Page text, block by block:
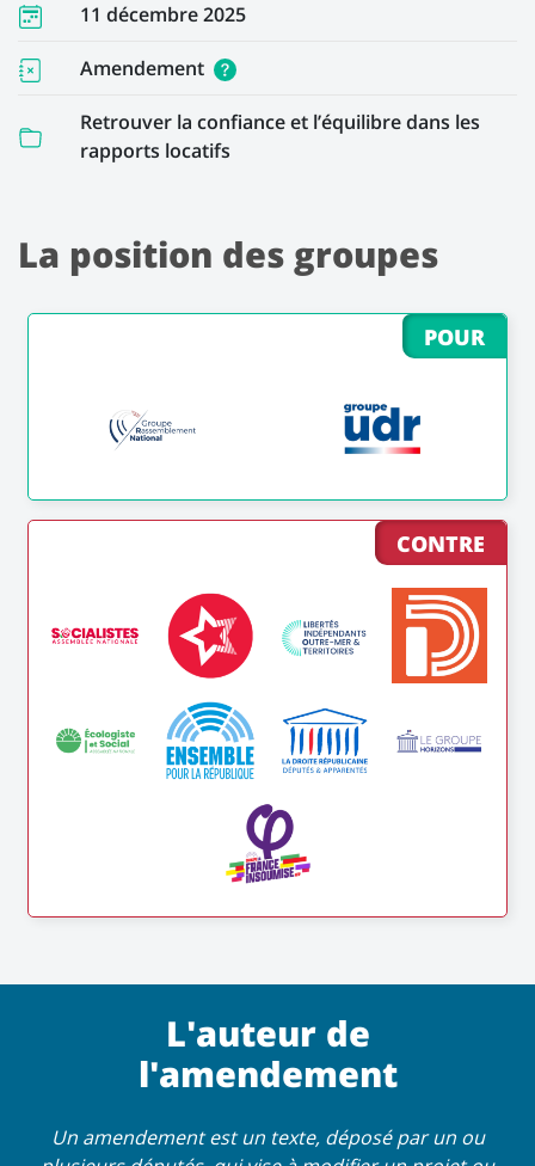
11 décembre 2025
Amendement
Retrouver la confiance et l’équilibre dans les
rapports locatifs
La position des groupes
POUR
CONTRE
L'auteur de
l'amendement
Un amendement est un texte, déposé par un ou